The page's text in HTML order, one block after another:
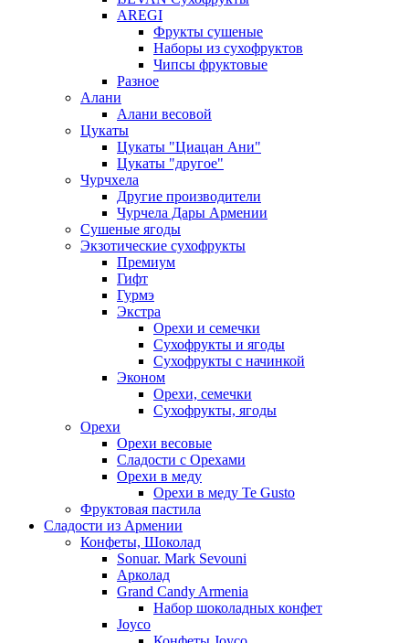
AREGI
Фрукты сушеные
Наборы из сухофруктов
Чипсы фруктовые
Разное
Алани
Алани весовой
Цукаты
Цукаты "Циацан Ани"
Цукаты "другое"
Чурчхела
Другие производители
Чурчела Дары Армении
Сушеные ягоды
Экзотические сухофрукты
Премиум
Гифт
Гурмэ
Экстра
Орехи и семечки
Сухофрукты и ягоды
Сухофрукты с начинкой
Эконом
Орехи, семечки
Сухофрукты, ягоды
Орехи
Орехи весовые
Сладости с Орехами
Орехи в меду
Орехи в меду Te Gusto
Фруктовая пастила
Сладости из Армении
Конфеты, Шоколад
Sonuar. Mark Sevouni
Арколад
Grand Candy Armenia
Набор шоколадных конфет
Joyco